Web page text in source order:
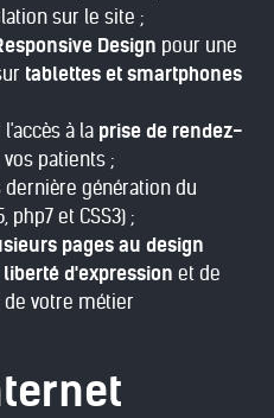
sur le site ;
Design pour une
tablettes et smartphones
à la prise de rendez-
vos patients ;
génération du
php7 et CSS3) ;
pages au design
liberté d'expression et de
votre métier